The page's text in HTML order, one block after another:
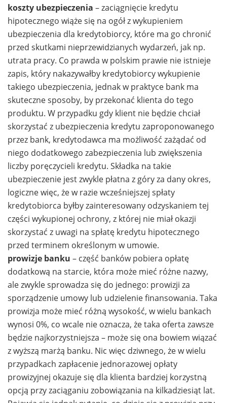
koszty ubezpieczenia – zaciągnięcie kredytu
hipotecznego wiąże się na ogół z wykupieniem
ubezpieczenia dla kredytobiorcy, które ma go chronić
przed skutkami nieprzewidzianych wydarzeń, jak np.
utrata pracy. Co prawda w polskim prawie nie istnieje
zapis, który nakazywałby kredytobiorcy wykupienie
takiego ubezpieczenia, jednak w praktyce bank ma
skuteczne sposoby, by przekonać klienta do tego
produktu. W przypadku gdy klient nie będzie chciał
skorzystać z ubezpieczenia kredytu zaproponowanego
przez bank, kredytodawca ma możliwość zażądać od
niego dodatkowego zabezpieczenia lub zwiększenia
liczby poręczycieli kredytu. Składka na takie
ubezpieczenie jest zwykle płatna z góry za dany okres,
logiczne więc, że w razie wcześniejszej spłaty
kredytobiorca byłby zainteresowany odzyskaniem tej
części wykupionej ochrony, z której nie miał okazji
skorzystać z uwagi na spłatę kredytu hipotecznego
przed terminem określonym w umowie.
prowizje banku – część banków pobiera opłatę
dodatkową na starcie, która może mieć różne nazwy,
ale zwykle sprowadza się do jednego: prowizji za
sporządzenie umowy lub udzielenie finansowania. Taka
prowizja może mieć różną wysokość, w wielu bankach
wynosi 0%, co wcale nie oznacza, że taka oferta zawsze
będzie najkorzystniejsza – może się ona bowiem wiązać
z wyższą marżą banku. Nic więc dziwnego, że w wielu
przypadkach zapłacenie jednorazowej opłaty
prowizyjnej okazuje się dla klienta bardziej korzystną
opcją przy zaciąganiu zobowiązania na kilkadziesiąt lat.